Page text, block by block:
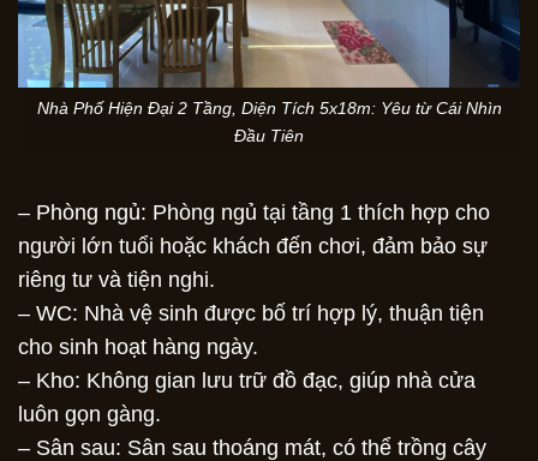
Nhà Phố Hiện Đại 2 Tầng, Diện Tích 5x18m: Yêu từ Cái Nhìn
Đầu Tiên
– Phòng ngủ: Phòng ngủ tại tầng 1 thích hợp cho
người lớn tuổi hoặc khách đến chơi, đảm bảo sự
riêng tư và tiện nghi.
– WC: Nhà vệ sinh được bố trí hợp lý, thuận tiện
cho sinh hoạt hàng ngày.
– Kho: Không gian lưu trữ đồ đạc, giúp nhà cửa
luôn gọn gàng.
– Sân sau: Sân sau thoáng mát, có thể trồng cây